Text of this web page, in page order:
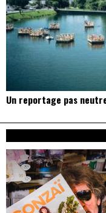
Un reportage pas